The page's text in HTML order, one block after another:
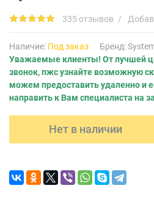
335 отзывов /
Наличие: Под заказ Бренд:
Уважаемые клиенты! От лучшей
звонок, пжс узнайте возможную
можем предоставить удаленно и
направить к Вам специалиста на
Нет в наличии